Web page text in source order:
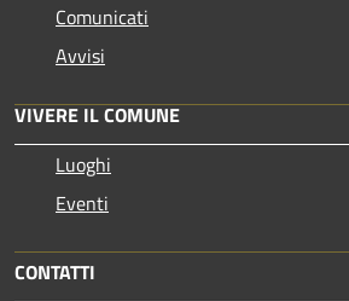
Comunicati
Avvisi
VIVERE IL COMUNE
Luoghi
Eventi
CONTATTI